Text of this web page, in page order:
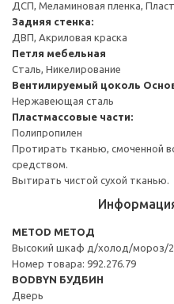
ДСП, Меламиновая пленка,
Задняя стенка:
ДВП, Акриловая краска
Петля мебельная
Сталь, Никелирование
Вентилируемый цоколь
Нержавеющая сталь
Пластмассовые части:
Полипропилен
Протирать тканью, смоченной
средством.
Вытирать чистой сухой тканью.
METOD МЕТОД
Высокий шкаф д/холод/мороз/
Номер товара: 992.276.79
BODBYN БУДБИН
Дверь